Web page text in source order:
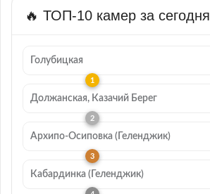
🔥 ТОП-10 камер за сегодня
Голубицкая
Должанская, Казачий Берег
Архипо-Осиповка (Геленджик)
Кабардинка (Геленджик)